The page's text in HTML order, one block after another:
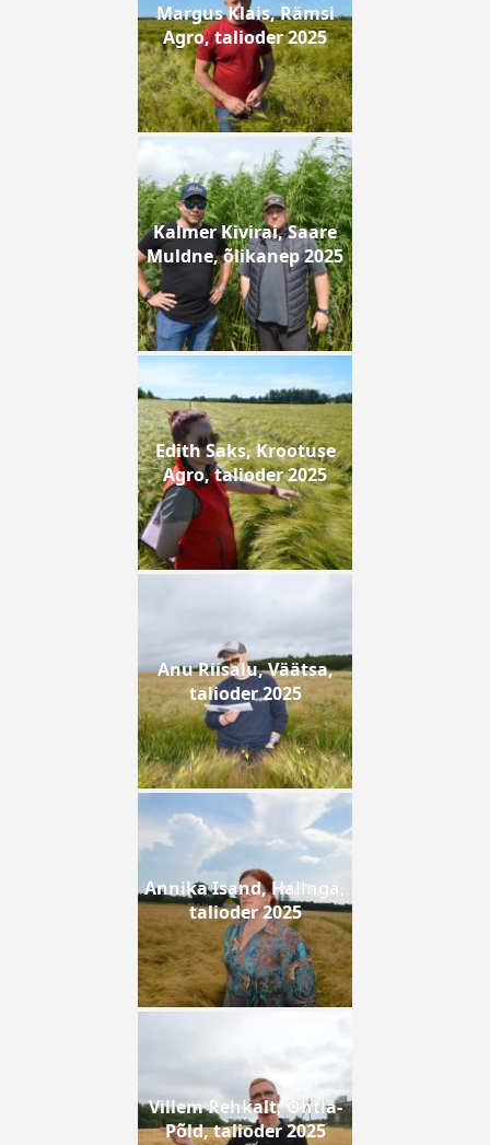
Margus Klais, Rämsi
Agro, talioder 2025
Kalmer Kivirai, Saare
Muldne, õlikanep 2025
Edith Saks, Krootuse
Agro, talioder 2025
Anu Riisalu, Väätsa,
talioder 2025
Annika Isand, Halinga,
talioder 2025
Villem Rehkalt, Ohtla-
Põld, talioder 2025